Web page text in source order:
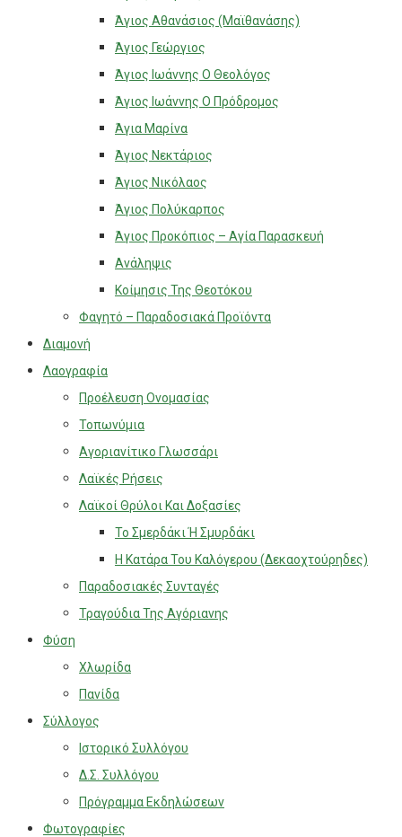
Άγιος Αθανάσιος (Μαϊθανάσης)
Άγιος Γεώργιος
Άγιος Ιωάννης Ο Θεολόγος
Άγιος Ιωάννης Ο Πρόδρομος
Άγια Μαρίνα
Άγιος Νεκτάριος
Άγιος Νικόλαος
Άγιος Πολύκαρπος
Άγιος Προκόπιος – Αγία Παρασκευή
Ανάληψις
Κοίμησις Της Θεοτόκου
Φαγητό – Παραδοσιακά Προϊόντα
Διαμονή
Λαογραφία
Προέλευση Ονομασίας
Τοπωνύμια
Αγοριανίτικο Γλωσσάρι
Λαϊκές Ρήσεις
Λαϊκοί Θρύλοι Και Δοξασίες
Το Σμερδάκι Ή Σμυρδάκι
Η Κατάρα Του Καλόγερου (Δεκαοχτούρηδες)
Παραδοσιακές Συνταγές
Τραγούδια Της Αγόριανης
Φύση
Χλωρίδα
Πανίδα
Σύλλογος
Ιστορικό Συλλόγου
Δ.Σ. Συλλόγου
Πρόγραμμα Εκδηλώσεων
Φωτογραφίες